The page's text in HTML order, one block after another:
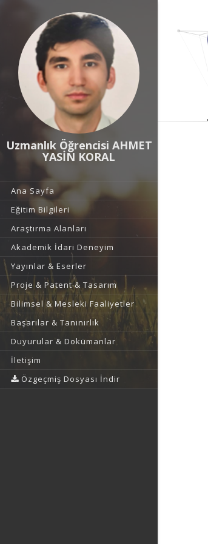
Uzmanlık Öğrencisi AHMET
YASİN KORAL
Ana Sayfa
Eğitim Bilgileri
Araştırma Alanları
Akademik İdari Deneyim
Yayınlar & Eserler
Proje & Patent & Tasarım
Bilimsel & Mesleki Faaliyetler
Başarılar & Tanınırlık
Duyurular & Dokümanlar
İletişim
Özgeçmiş Dosyası İndir